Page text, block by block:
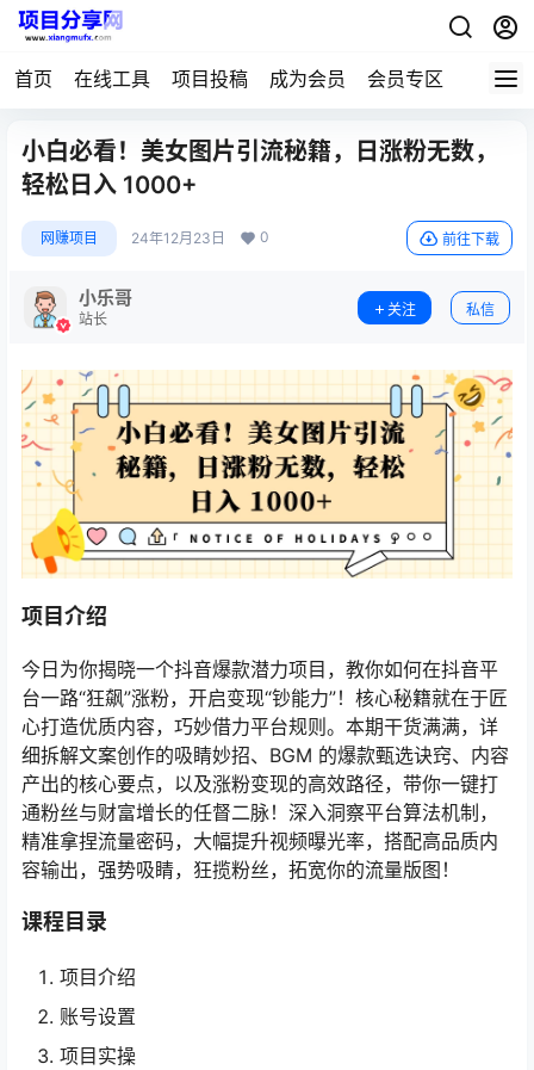
首页 在线工具 项目投稿 成为会员 会员专区
小白必看！美女图片引流秘籍，日涨粉无数，
轻松日入 1000+
网赚项目 24年12月23日 0 前往下载
小乐哥
站长
关注 私信
项目介绍
今日为你揭晓一个抖音爆款潜力项目，教你如何在抖音平
台一路“狂飙”涨粉，开启变现“钞能力”！核心秘籍就在于匠
心打造优质内容，巧妙借力平台规则。本期干货满满，详
细拆解文案创作的吸睛妙招、BGM 的爆款甄选诀窍、内容
产出的核心要点，以及涨粉变现的高效路径，带你一键打
通粉丝与财富增长的任督二脉！深入洞察平台算法机制，
精准拿捏流量密码，大幅提升视频曝光率，搭配高品质内
容输出，强势吸睛，狂揽粉丝，拓宽你的流量版图！
课程目录
项目介绍
账号设置
项目实操